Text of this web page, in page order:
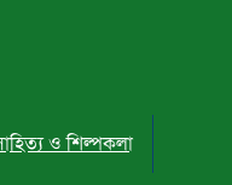
ও শিল্পকলা